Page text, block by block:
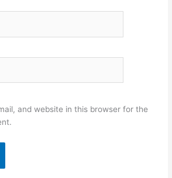
and website in this browser for the